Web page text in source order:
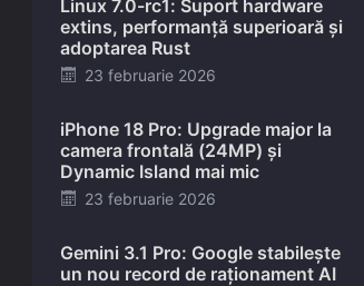
Linux 7.0-rc1: Suport hardware
extins, performanță superioară și
adoptarea Rust
Posted
23 februarie 2026
iPhone 18 Pro: Upgrade major la
camera frontală (24MP) și
Dynamic Island mai mic
Posted
23 februarie 2026
Gemini 3.1 Pro: Google stabilește
un nou record de raționament AI